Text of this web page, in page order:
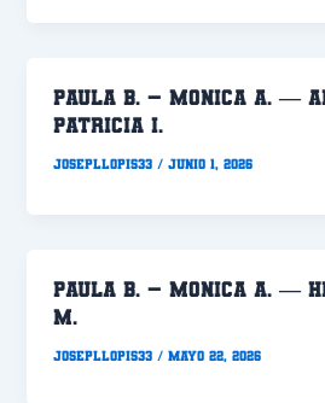
PAULA B. – MONICA A. —
PATRICIA I.
Josepllopis33 /junio 1, 2026
PAULA B. – MONICA A. —
M.
Josepllopis33 /mayo 22, 2026